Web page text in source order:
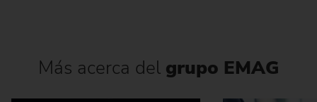
Más acerca del grupo EMAG